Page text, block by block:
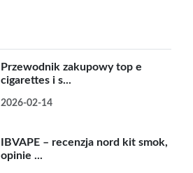
Przewodnik zakupowy top e
cigarettes i s...
2026-02-14
IBVAPE – recenzja nord kit smok,
opinie ...